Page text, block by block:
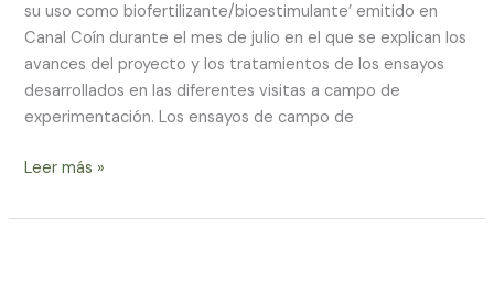
su uso como biofertilizante/bioestimulante’ emitido en
Canal Coín durante el mes de julio en el que se explican los
avances del proyecto y los tratamientos de los ensayos
desarrollados en las diferentes visitas a campo de
experimentación. Los ensayos de campo de
Leer más »